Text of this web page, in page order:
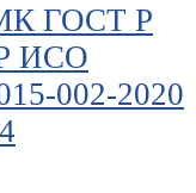
ГОСТ Р
ИСО
002-2020